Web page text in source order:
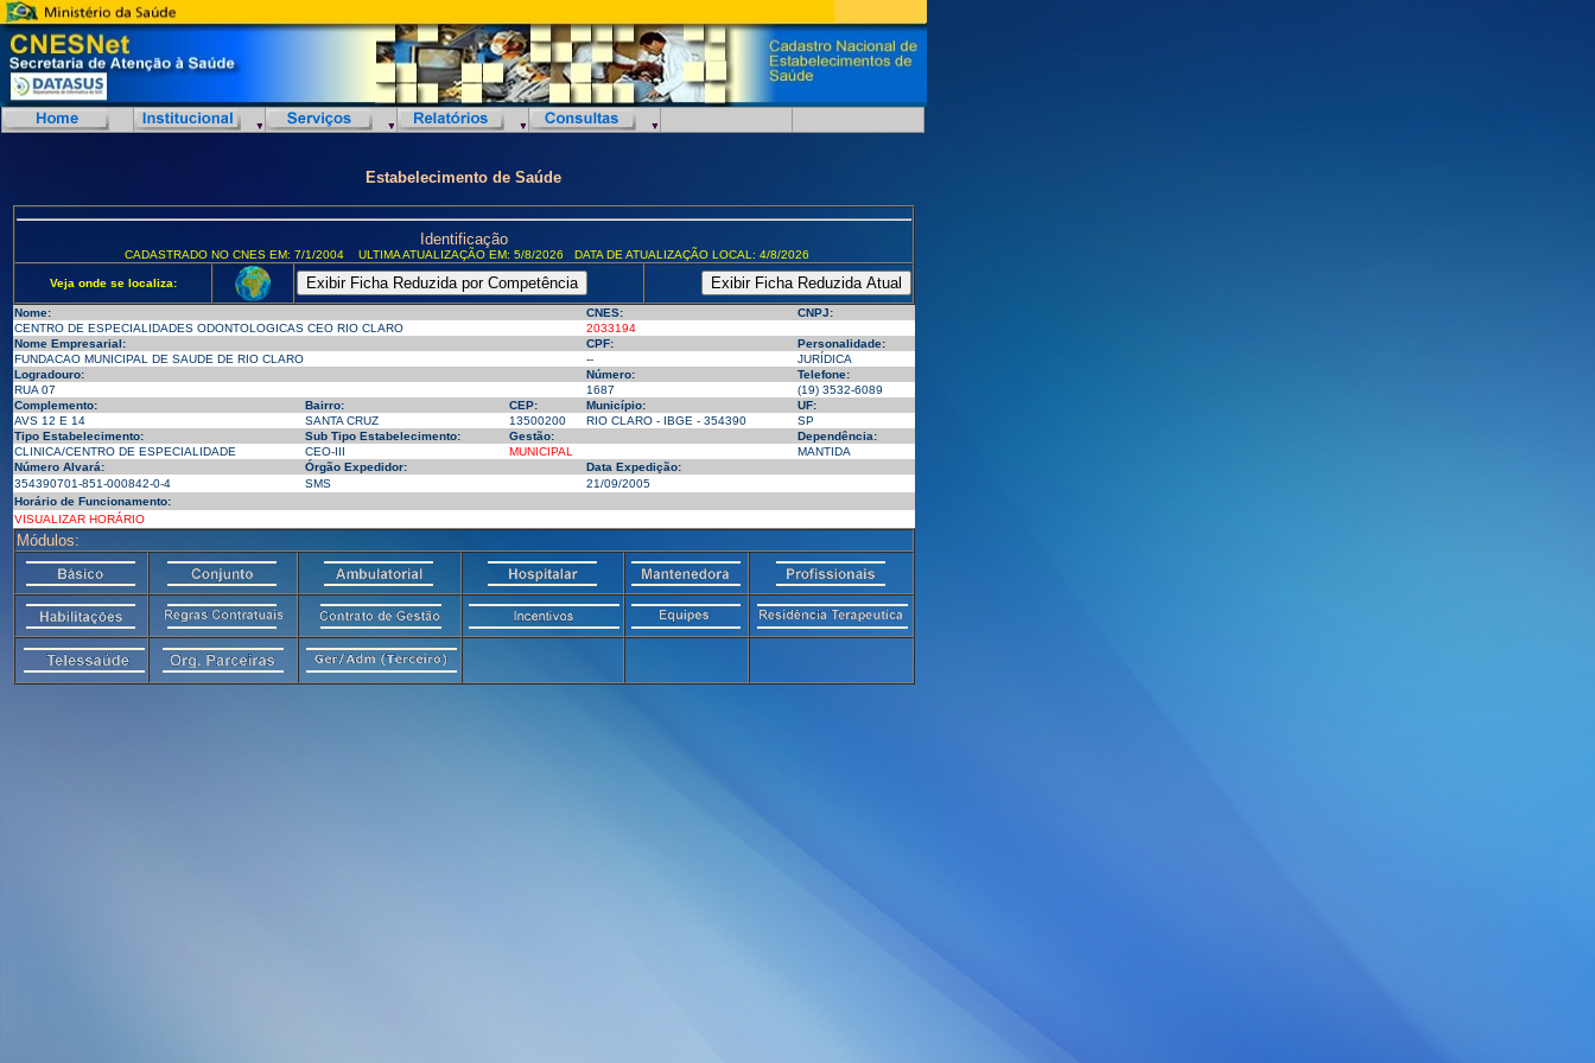
Estabelecimento de Saúde
Identificação
CADASTRADO NO CNES EM: 7/1/2004 ULTIMA ATUALIZAÇÃO EM: 5/8/2026 DATA DE ATUALIZAÇÃO LOCAL: 4/8/2026
Veja onde se localiza:
Nome: CNES:
CNPJ:
CENTRO DE ESPECIALIDADES ODONTOLOGICAS CEO RIO CLARO
2033194
Nome Empresarial:
CPF:
Personalidade:
FUNDACAO MUNICIPAL DE SAUDE DE RIO CLARO
--
JURÍDICA
Logradouro:
Número:
Telefone:
RUA 07
1687
(19) 3532-6089
Complemento:
Bairro: CEP: Município:
UF:
AVS 12 E 14
SANTA CRUZ 13500200 RIO CLARO - IBGE - 354390
SP
Tipo Estabelecimento:
Sub Tipo Estabelecimento: Gestão:
Dependência:
CLINICA/CENTRO DE ESPECIALIDADE
CEO-III MUNICIPAL
MANTIDA
Número Alvará:
Órgão Expedidor:
Data Expedição:
354390701-851-000842-0-4
SMS
21/09/2005
Horário de Funcionamento:
VISUALIZAR HORÁRIO
Módulos: